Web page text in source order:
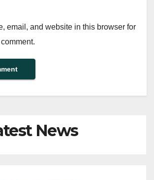
email, and website in this browser for
News